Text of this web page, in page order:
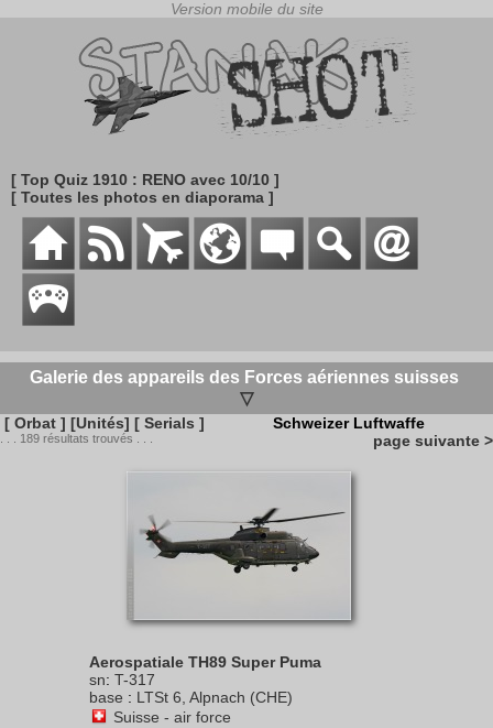
[ Top Quiz 1910 : RENO avec 10/10 ]
[ Toutes les photos en diaporama ]
Galerie des appareils des Forces aériennes suisses
▽
[ Orbat ] [Unités] [ Serials ] Schweizer Luftwaffe
. . . 189 résultats trouvés . . . page suivante >
Aerospatiale TH89 Super Puma
sn: T-317
base : LTSt 6, Alpnach (CHE)
Suisse - air force